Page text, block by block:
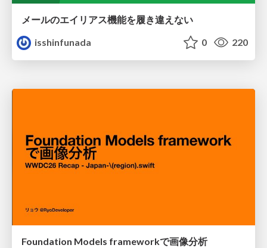
メールのエイリアス機能を履き違えない
isshinfunada
0 220
Foundation Models frameworkで画像分析